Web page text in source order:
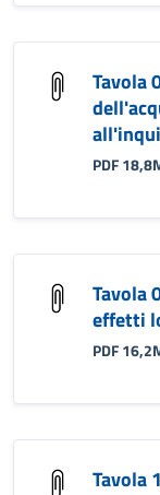
Tavola
PDF
Tavola
effetti
PDF
Tavola